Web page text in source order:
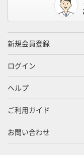
新規会員登録
ログイン
ヘルプ
ご利用ガイド
お問い合わせ